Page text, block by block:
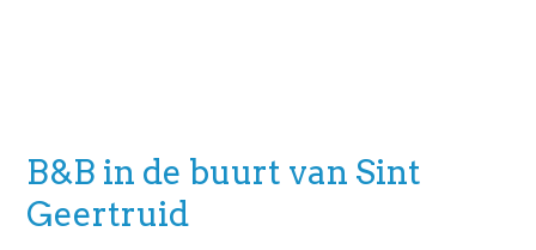
B&B in de buurt van Sint
Geertruid